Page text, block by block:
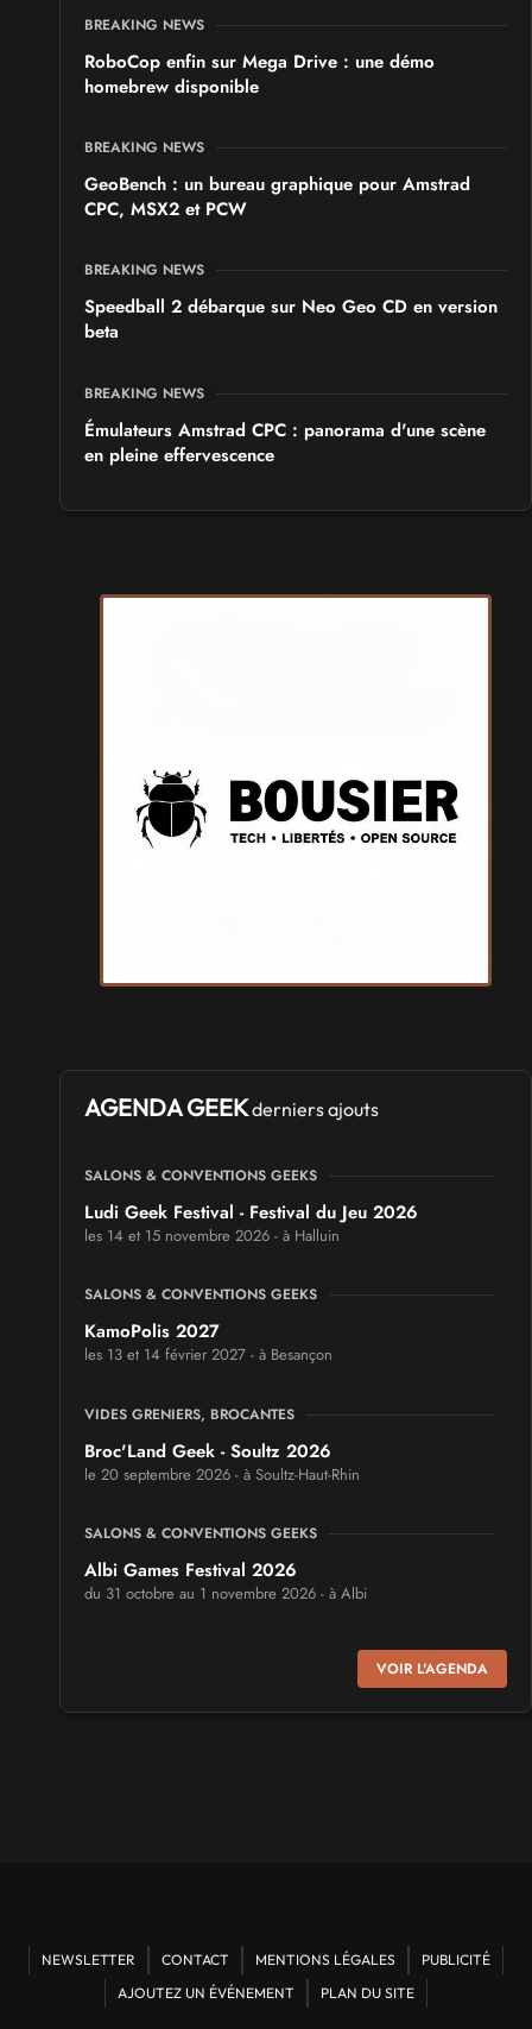
BREAKING NEWS
RoboCop enfin sur Mega Drive : une démo
homebrew disponible
BREAKING NEWS
GeoBench : un bureau graphique pour Amstrad
CPC, MSX2 et PCW
BREAKING NEWS
Speedball 2 débarque sur Neo Geo CD en version
beta
BREAKING NEWS
Émulateurs Amstrad CPC : panorama d'une scène
en pleine effervescence
AGENDA GEEKderniers ajouts
SALONS & CONVENTIONS GEEKS
Ludi Geek Festival - Festival du Jeu 2026
les 14 et 15 novembre 2026 - à Halluin
SALONS & CONVENTIONS GEEKS
KamoPolis 2027
les 13 et 14 février 2027 - à Besançon
VIDES GRENIERS, BROCANTES
Broc'Land Geek - Soultz 2026
le 20 septembre 2026 - à Soultz-Haut-Rhin
SALONS & CONVENTIONS GEEKS
Albi Games Festival 2026
du 31 octobre au 1 novembre 2026 - à Albi
Virtual Calais - salon du jeu vidéo et des loisirs
numériques 2026
Mang'Azur 2027
les 24 et 25 avril 2027 - à Toulon
VOIR L'AGENDA
NEWSLETTER CONTACT MENTIONS LÉGALES
PUBLICITÉ
AJOUTEZ UN ÉVÉNEMENT
PLAN DU SITE